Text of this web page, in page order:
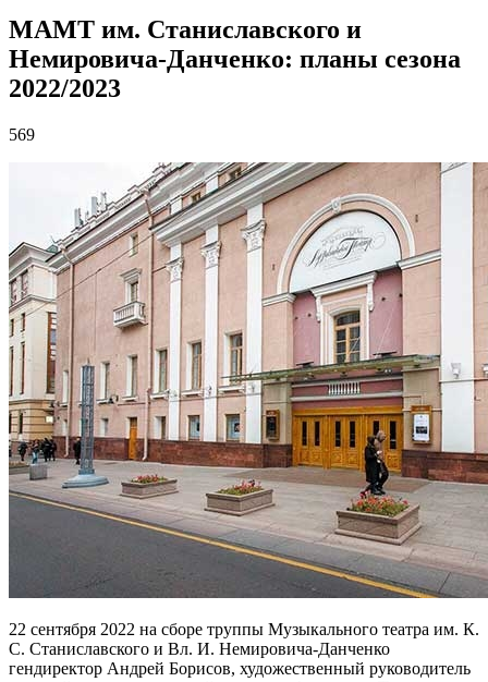
МАМТ им. Станиславского и
Немировича-Данченко: планы сезона
2022/2023
569
22 сентября 2022 на сборе труппы Музыкального театра им. К.
С. Станиславского и Вл. И. Немировича-Данченко
гендиректор Андрей Борисов, художественный руководитель